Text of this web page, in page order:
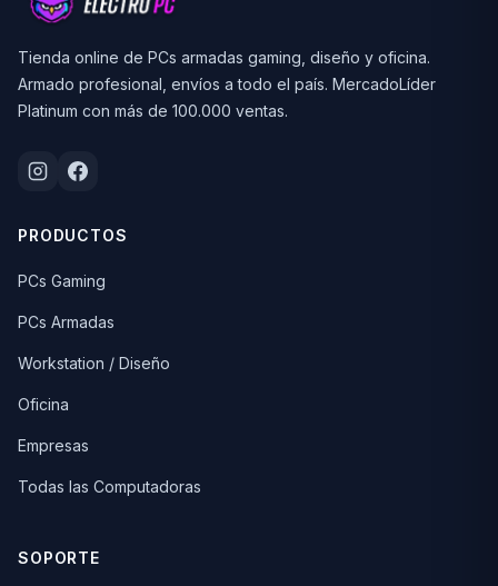
Tienda online de PCs armadas gaming, diseño y oficina.
Armado profesional, envíos a todo el país. MercadoLíder
Platinum con más de 100.000 ventas.
PRODUCTOS
PCs Gaming
PCs Armadas
Workstation / Diseño
Oficina
Empresas
Todas las Computadoras
SOPORTE